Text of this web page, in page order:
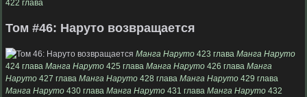
422 глава
Том #46: Наруто возвращается
Манга Наруто 423 глава Манга Наруто
424 глава Манга Наруто 425 глава Манга Наруто 426 глава Манга
Наруто 427 глава Манга Наруто 428 глава Манга Наруто 429 глава
Манга Наруто 430 глава Манга Наруто 431 глава Манга Наруто 432